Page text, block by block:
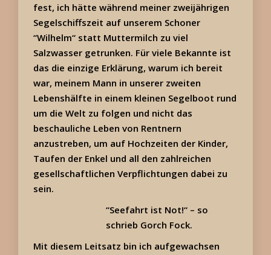
fest, ich hätte während meiner zweijährigen
Segelschiffszeit auf unserem Schoner
“Wilhelm“ statt Muttermilch zu viel
Salzwasser getrunken. Für viele Bekannte ist
das die einzige Erklärung, warum ich bereit
war, meinem Mann in unserer zweiten
Lebenshälfte in einem kleinen Segelboot rund
um die Welt zu folgen und nicht das
beschauliche Leben von Rentnern
anzustreben, um auf Hochzeiten der Kinder,
Taufen der Enkel und all den zahlreichen
gesellschaftlichen Verpflichtungen dabei zu
sein.
“Seefahrt ist Not!“ – so
schrieb Gorch Fock.
Mit diesem Leitsatz bin ich aufgewachsen